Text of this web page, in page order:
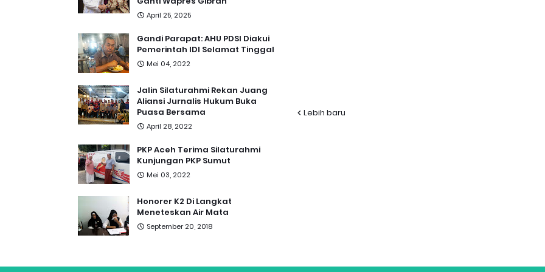
Lebih baru
April 25, 2025
Gandi Parapat: AHU PDSI Diakui
Pemerintah IDI Selamat Tinggal
Mei 04, 2022
Jalin Silaturahmi Rekan Juang
Aliansi Jurnalis Hukum Buka
Puasa Bersama
April 28, 2022
PKP Aceh Terima Silaturahmi
Kunjungan PKP Sumut
Mei 03, 2022
Honorer K2 Di Langkat
Meneteskan Air Mata
September 20, 2018